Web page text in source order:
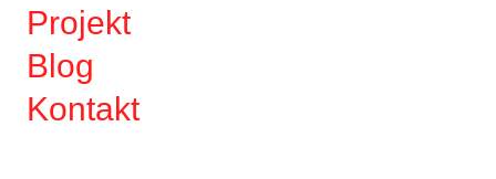
Projekt
Blog
Kontakt